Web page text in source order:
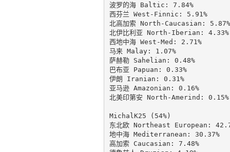
波罗的海 Baltic: 7.84%
西芬兰 West-Finnic: 5.91%
北高加索 North-Caucasian: 5.87%
北伊比利亚 North-Iberian: 4.33%
西地中海 West-Med: 2.71%
马来 Malay: 1.07%
萨赫勒 Sahelian: 0.48%
巴布亚 Papuan: 0.33%
伊朗 Iranian: 0.31%
亚马逊 Amazonian: 0.16%
北美印第安 North-Amerind: 0.15%
MichalK25 (54%)
东北欧 Northeast European:
地中海 Mediterranean: 30.37%
高加索 Caucasian: 7.48%